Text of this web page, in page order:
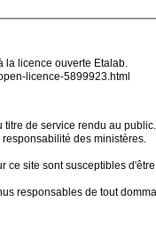
la licence ouverte Etalab.
licence-5899923.html
de service rendu au
des ministères.
ce site sont susceptibles
responsables de tout